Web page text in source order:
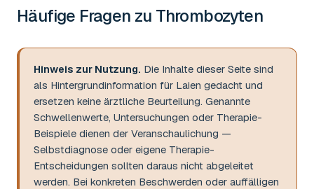
Häufige Fragen zu Thrombozyten
Hinweis zur Nutzung. Die Inhalte dieser Seite sind
als Hintergrundinformation für Laien gedacht und
ersetzen keine ärztliche Beurteilung. Genannte
Schwellenwerte, Untersuchungen oder Therapie-
Beispiele dienen der Veranschaulichung —
Selbstdiagnose oder eigene Therapie-
Entscheidungen sollten daraus nicht abgeleitet
werden. Bei konkreten Beschwerden oder auffälligen